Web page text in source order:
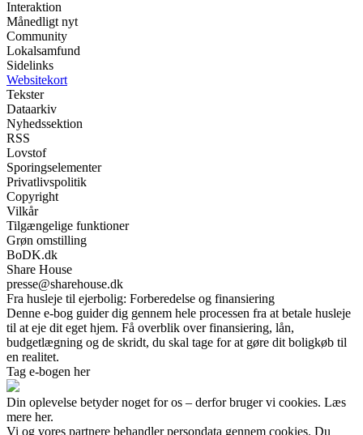
Interaktion
Månedligt nyt
Community
Lokalsamfund
Sidelinks
Websitekort
Tekster
Dataarkiv
Nyhedssektion
RSS
Lovstof
Sporingselementer
Privatlivspolitik
Copyright
Vilkår
Tilgængelige funktioner
Grøn omstilling
BoDK.dk
Share House
presse@sharehouse.dk
Fra husleje til ejerbolig: Forberedelse og finansiering
Denne e-bog guider dig gennem hele processen fra at betale husleje
til at eje dit eget hjem. Få overblik over finansiering, lån,
budgetlægning og de skridt, du skal tage for at gøre dit boligkøb til
en realitet.
Tag e-bogen her
Din oplevelse betyder noget for os – derfor bruger vi cookies. Læs
mere her.
Vi og vores partnere behandler persondata gennem cookies. Du